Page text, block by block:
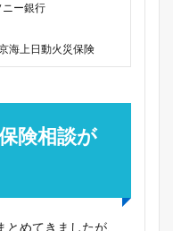
ー銀行
海上日動火災保険
険相談が
めてきましたが、